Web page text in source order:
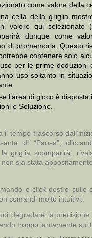
come valore della
cella della griglia
valore qui selezionato
dunque come
di promemoria. Questo
contenere solo
per le prime deduzioni
uso soltanto in
l’area di gioco è
e Soluzione.
il tempo trascorso
di “Pausa”;
griglia scomparirà,
sia stata
o click-destro sullo
comandi molto intuitivi:
degradare la
troppo lentamente sul